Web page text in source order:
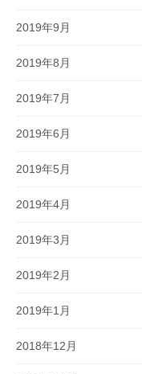
2019年9月
2019年8月
2019年7月
2019年6月
2019年5月
2019年4月
2019年3月
2019年2月
2019年1月
2018年12月